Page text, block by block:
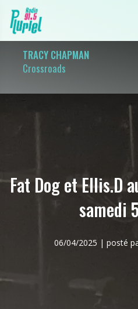
TRACY CHAPMAN
Crossroads
Fat Dog et Ellis.D
samedi
06/04/2025 | posté